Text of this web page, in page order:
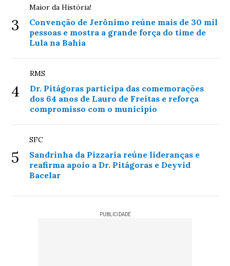
3
Maior da História!
Convenção de Jerônimo reúne mais de 30 mil
pessoas e mostra a grande força do time de
Lula na Bahia
4
RMS
Dr. Pitágoras participa das comemorações
dos 64 anos de Lauro de Freitas e reforça
compromisso com o município
5
SFC
Sandrinha da Pizzaria reúne lideranças e
reafirma apoio a Dr. Pitágoras e Deyvid
Bacelar
PUBLICIDADE